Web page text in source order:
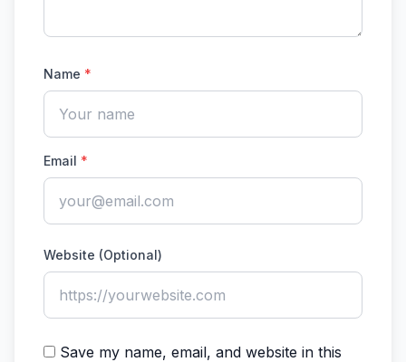
Name *
Email *
Website (Optional)
Save my name, email, and website in this